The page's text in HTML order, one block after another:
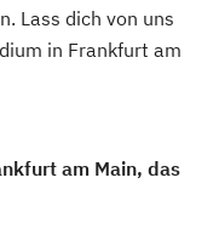
Lass dich von uns
in Frankfurt am
am Main, das